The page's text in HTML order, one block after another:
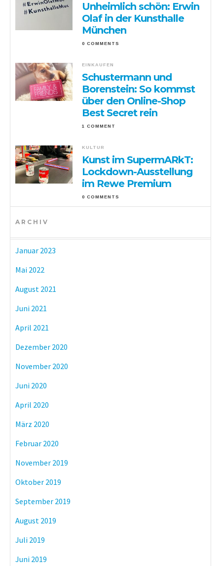
Unheimlich schön: Erwin
Olaf in der Kunsthalle
München
0 COMMENTS
EINKAUFEN
Schustermann und
Borenstein: So kommst
über den Online-Shop
Best Secret rein
1 COMMENT
KULTUR
Kunst im SupermARkT:
Lockdown-Ausstellung
im Rewe Premium
0 COMMENTS
ARCHIV
Januar 2023
Mai 2022
August 2021
Juni 2021
April 2021
Dezember 2020
November 2020
Juni 2020
April 2020
März 2020
Februar 2020
November 2019
Oktober 2019
September 2019
August 2019
Juli 2019
Juni 2019